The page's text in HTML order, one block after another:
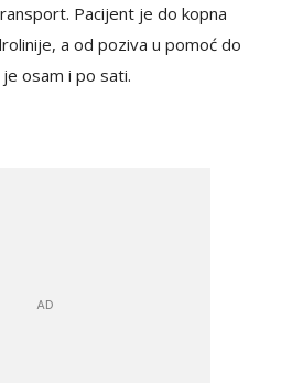
Pacijent je do kopna
a od poziva u pomoć do
osam i po sati.